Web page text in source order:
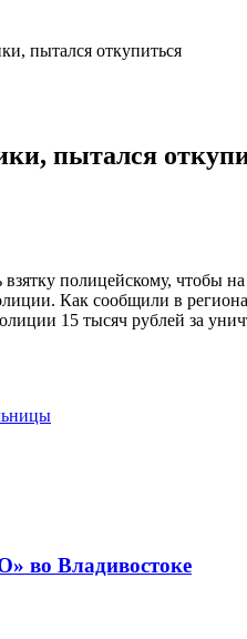
пытался откупиться
пытался
полицейскому, чтобы
Как сообщили в
15 тысяч рублей за
во Владивостоке